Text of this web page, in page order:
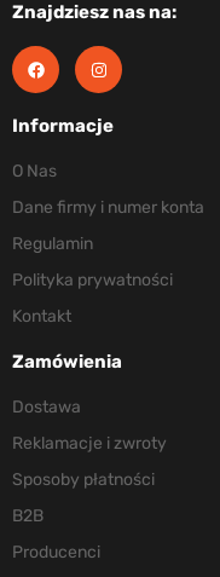
Znajdziesz nas na:
Informacje
O Nas
Dane firmy i numer konta
Regulamin
Polityka prywatności
Kontakt
Zamówienia
Dostawa
Reklamacje i zwroty
Sposoby płatności
B2B
Producenci